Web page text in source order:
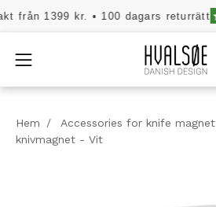
Hoppa
till
från 1399 kr. • 100 dagars returrätt
Öppna
navigeringsmenyn
Hem / Accessories for knife magnet
knivmagnet - Vit